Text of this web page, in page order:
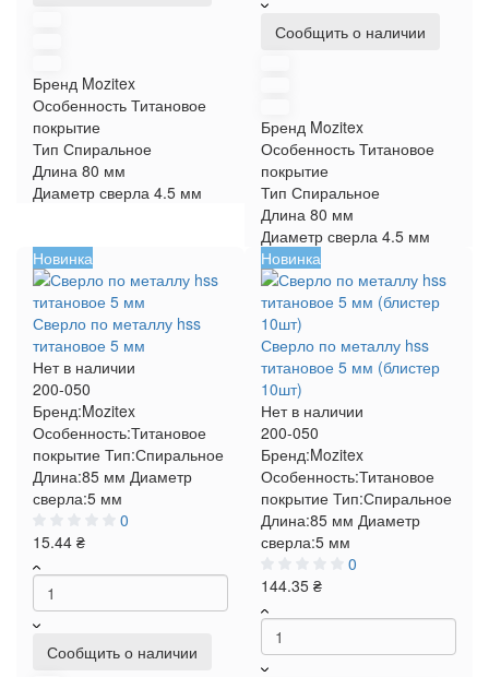
Бренд Mozitex
Особенность Титановое
покрытие
Тип Спиральное
Длина 80 мм
Диаметр сверла 4.5 мм
Сообщить о наличии
Бренд Mozitex
Особенность Титановое
покрытие
Тип Спиральное
Длина 80 мм
Диаметр сверла 4.5 мм
Новинка
Сверло по металлу hss
титановое 5 мм
Нет в наличии
200-050
Бренд:Mozitex
Особенность:Титановое
покрытие Тип:Спиральное
Длина:85 мм Диаметр
сверла:5 мм
0
15.44 ₴
Сообщить о наличии
Новинка
Сверло по металлу hss
титановое 5 мм (блистер
10шт)
Нет в наличии
200-050
Бренд:Mozitex
Особенность:Титановое
покрытие Тип:Спиральное
Длина:85 мм Диаметр
сверла:5 мм
0
144.35 ₴